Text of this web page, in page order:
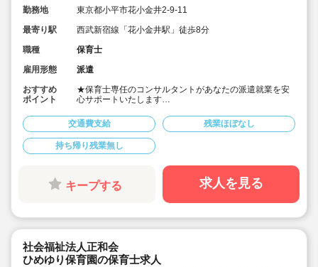
勤務地
東京都小平市花小金井2-9-11
最寄り駅
西武新宿線「花小金井駅」徒歩8分
職種
保育士
雇用形態
派遣
おすすめ
ポイント
★保育士専任のコンサルタントがあなたの派遣就業を安
心サポートいたします
★時給1,700円～1,800円の求人です
交通費支給 残業ほぼなし
持ち帰り残業無し
キープする 求人を見る
社会福祉法人正和会
ひめゆり保育園の保育士求人